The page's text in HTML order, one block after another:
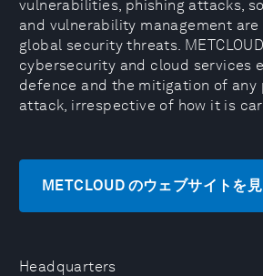
Headquarters
vulnerabilities, phishing attacks,
and vulnerability management
global security threats.
cybersecurity and cloud services
defence and the mitigation of any
attack, irrespective of how it is
METCLOUD のウェブサイトを